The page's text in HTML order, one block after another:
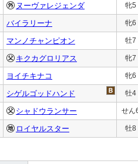
ヌーヴァレジェンダ 牝5
バイラリーナ 牝6
マンノチャンピオン 牡7
キクカグロリアス 牝7
ヨイチキナコ 牝6
シゲルゴッドハンド 牡4
シャドウランサー せん
ロイヤルスター 牡8